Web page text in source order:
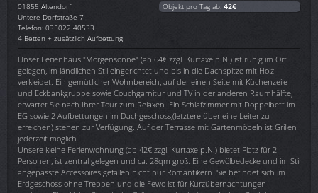
01855 Altendorf
Untere Dorfstraße 7
Telefon: 035022 40533
4 Betten + zusätzlich Aufbettung
Objekt pro Tag ab: 42€
Unser Ferienhaus "Morgensonne" (ab 64€ zzgl. Kurtaxe p.N.) ist ruhig im Ort
gelegen, im ländlichen Stil eingerichtet und bis in die Dachspitze mit Holz
verkleidet. Ein gemütlicher Wohnbereich, auf der einen Seite mit Küchenzeile
und Eckbankgruppe sowie Couchgarnitur und TV in der anderen Raumhälfte,
erwartet Sie nach Ihrer Tour zum Relaxen. Ein Schlafzimmer mit Doppelbett im
EG sowie 2 Aufbettungen im Dachgeschoss,(letztere über eine Leiter zu
erreichen) stehen zur Verfügung. Auf der Terrasse mit Gartenmöbeln ist Grillen
jederzeit möglich.
Unsere kleine Ferienwohnung (ab 42€ zzgl. Kurtaxe p.N.) bietet Platz für 2
Personen, ist zentral gelegen und ca. 28qm groß. Eine Gewölbedecke und im Stil
angepasste Accessoires gefallen nicht nur Romantikern. Sie befindet sich im
Erdgeschoss ohne Treppen und die Fewo ist für Kurzübernachtungen